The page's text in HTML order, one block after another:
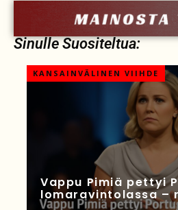
Sinulle Suositeltua:
KANSAINVÄLINEN VIIHDE
Vappu Pimiä pettyi
lomaravintolassa –